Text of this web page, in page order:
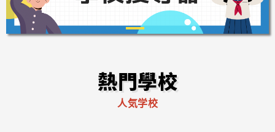
熱門學校
人気学校